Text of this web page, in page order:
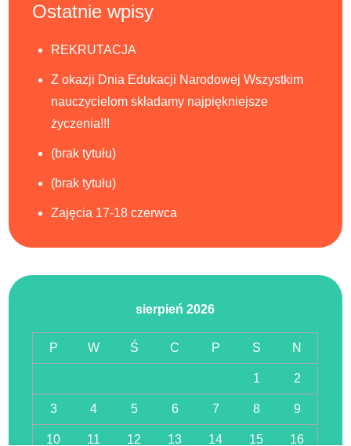
Ostatnie wpisy
REKRUTACJA
Z okazji Dnia Edukacji Narodowej Wszystkim
nauczycielom składamy najpiękniejsze
życzenia!!!
(brak tytułu)
(brak tytułu)
Zajęcia 17-18 czerwca
sierpień 2026
P W Ś C P S N
1 2
3 4 5 6 7 8 9
10 11 12 13 14 15 16